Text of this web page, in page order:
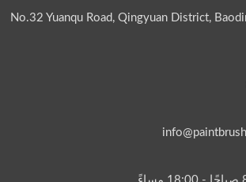
No.32 Yuanqu Road, Qingyuan District,